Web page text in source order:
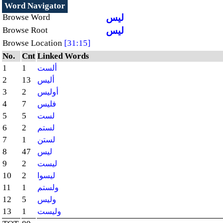
Word Navigator
Browse Word
ليس
Browse Root ليس
Browse Location [31:15]
No.
Cnt Linked Words
1
1 ألست
2 13 أليس
3 2 أوليس
4 7 فليس
5 5 لست
6 2 لستم
7 1 لستن
8 47 ليس
9 2 ليست
10 2 ليسوا
11 1 ولستم
12 5 وليس
13 1 وليست